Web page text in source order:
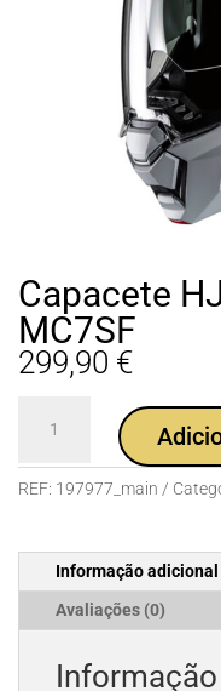
Capacete
MC7SF
299,90 €
Capacete
HJC
IMES
MC7SF
REF: 197977_main
Informação adicional
Avaliações (0)